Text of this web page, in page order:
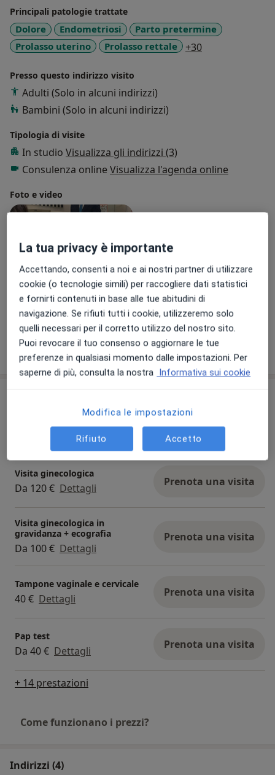
Principali patologie trattate
Dolore Endometriosi
Parto pretermine
Prolasso uterino
Prolasso rettale +30
Presso questo indirizzo visito
Adulti (Solo in alcuni indirizzi)
Bambini (Solo in alcuni indirizzi)
Tipologia di visite
In studio Visualizza gli indirizzi (3)
Consulenza online Visualizza l'agenda online
Foto e video
Visualizza galleria (1)
Mostra dettagli
sull'esperienza
Dettagli Prenota una visita
Visita ginecologica
Da 120 € Dettagli Prenota una visita
Visita ginecologica in
gravidanza + ecografia
Da 100 € Dettagli
Prenota una visita
Tampone vaginale e cervicale
40 € Dettagli Prenota una visita
Pap test
Da 40 € Dettagli Prenota una visita
+ 14 prestazioni
Come funzionano i prezzi?
Indirizzi (4)
La tua privacy è importante
Accettando, consenti a noi e ai nostri partner di utilizzare
cookie (o tecnologie simili) per raccogliere dati statistici
e fornirti contenuti in base alle tue abitudini di
navigazione. Se rifiuti tutti i cookie, utilizzeremo solo
quelli necessari per il corretto utilizzo del nostro sito.
Puoi revocare il tuo consenso o aggiornare le tue
preferenze in qualsiasi momento dalle impostazioni. Per
saperne di più, consulta la nostra Informativa sui cookie
Modifica le impostazioni
Rifiuto Accetto